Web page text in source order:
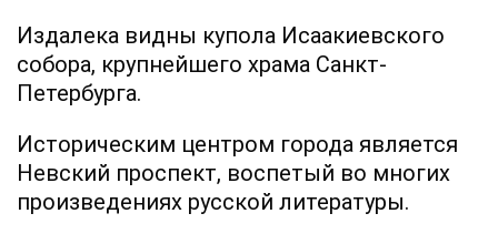
Издалека видны купола Исаакиевского
собора, крупнейшего храма Санкт-
Петербурга.
Историческим центром города является
Невский проспект, воспетый во многих
произведениях русской литературы.